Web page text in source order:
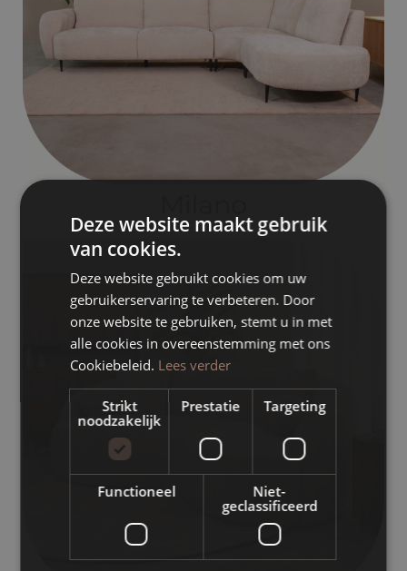
Deze website maakt gebruik
van cookies.
Deze website gebruikt cookies om uw
gebruikerservaring te verbeteren. Door
onze website te gebruiken, stemt u in met
alle cookies in overeenstemming met ons
Cookiebeleid. Lees verder
Strikt
noodzakelijk
Prestatie Targeting
Functioneel
Niet-
geclassificeerd